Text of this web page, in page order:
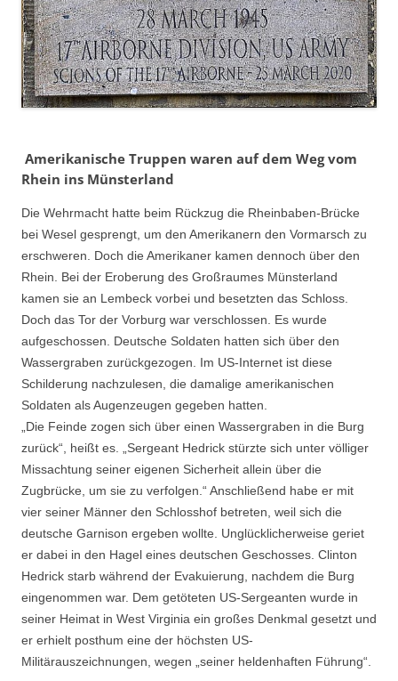
Amerikanische Truppen waren auf dem Weg vom
Rhein ins Münsterland
Die Wehrmacht hatte beim Rückzug die Rheinbaben-Brücke
bei Wesel gesprengt, um den Amerikanern den Vormarsch zu
erschweren. Doch die Amerikaner kamen dennoch über den
Rhein. Bei der Eroberung des Großraumes Münsterland
kamen sie an Lembeck vorbei und besetzten das Schloss.
Doch das Tor der Vorburg war verschlossen. Es wurde
aufgeschossen. Deutsche Soldaten hatten sich über den
Wassergraben zurückgezogen. Im US-Internet ist diese
Schilderung nachzulesen, die damalige amerikanischen
Soldaten als Augenzeugen gegeben hatten.
„Die Feinde zogen sich über einen Wassergraben in die Burg
zurück“, heißt es. „Sergeant Hedrick stürzte sich unter völliger
Missachtung seiner eigenen Sicherheit allein über die
Zugbrücke, um sie zu verfolgen.“ Anschließend habe er mit
vier seiner Männer den Schlosshof betreten, weil sich die
deutsche Garnison ergeben wollte. Unglücklicherweise geriet
er dabei in den Hagel eines deutschen Geschosses. Clinton
Hedrick starb während der Evakuierung, nachdem die Burg
eingenommen war. Dem getöteten US-Sergeanten wurde in
seiner Heimat in West Virginia ein großes Denkmal gesetzt und
er erhielt posthum eine der höchsten US-
Militärauszeichnungen, wegen „seiner heldenhaften Führung“.